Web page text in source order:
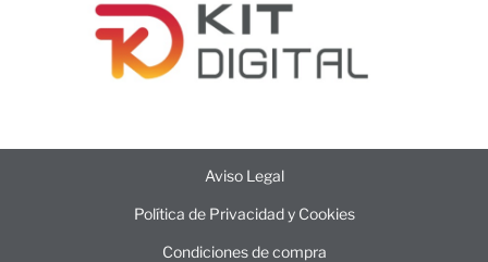
Aviso Legal
Política de Privacidad y Cookies
Condiciones de compra